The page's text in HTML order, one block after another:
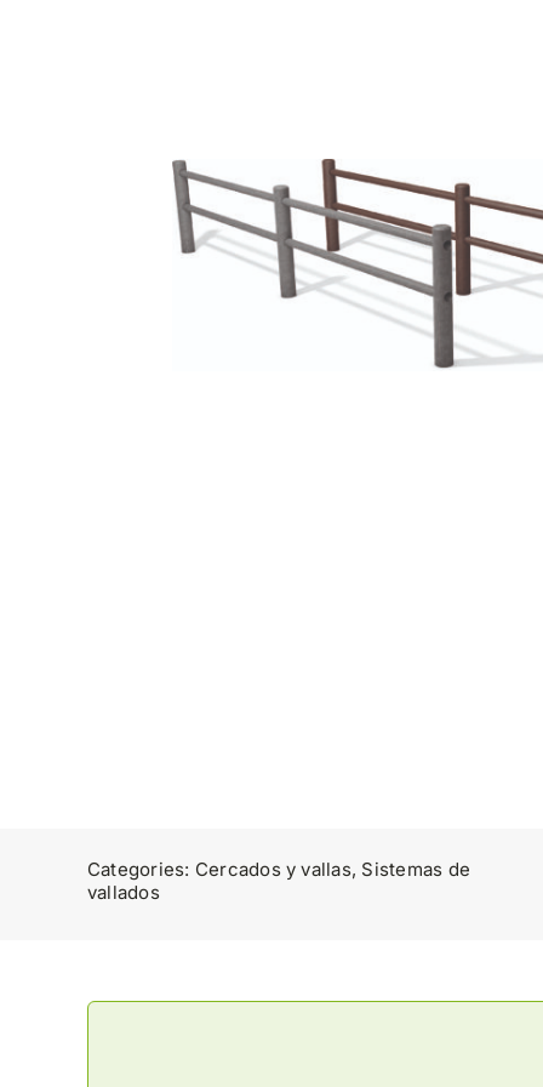
Categories: Cercados y vallas, Sistemas de
vallados